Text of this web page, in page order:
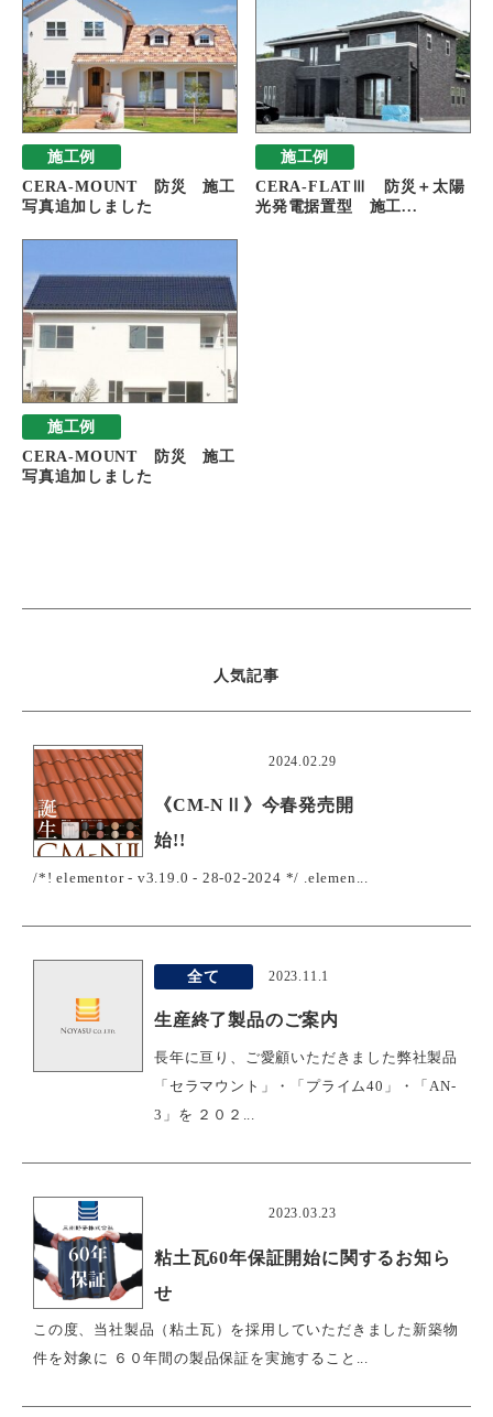
施工例
CERA-MOUNT 防災 施工
写真追加しました
施工例
CERA-FLATⅢ 防災＋太陽
光発電据置型 施工...
施工例
CERA-MOUNT 防災 施工
写真追加しました
人気記事
2024.02.29
《CM-NⅡ》今春発売開
始!!
/*! elementor - v3.19.0 - 28-02-2024 */ .elemen...
全て 2023.11.1
生産終了製品のご案内
長年に亘り、ご愛顧いただきました弊社製品
「セラマウント」・「プライム40」・「AN-
3」を ２０２...
2023.03.23
粘土瓦60年保証開始に関するお知ら
せ
この度、当社製品（粘土瓦）を採用していただきました新築物
件を対象に ６０年間の製品保証を実施すること...